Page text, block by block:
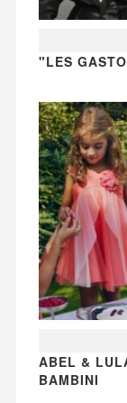
"LES
ABEL &
BAMBINI